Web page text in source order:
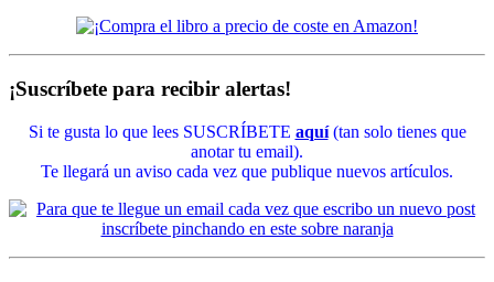
¡Suscríbete para recibir alertas!
Si te gusta lo que lees SUSCRÍBETE aquí(tan solo tienes que
anotar tu email).
Te llegará un aviso cada vez que publique nuevos artículos.